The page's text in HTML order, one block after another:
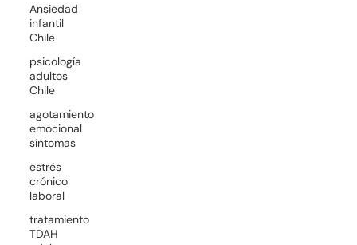
Ansiedad
infantil
Chile
psicología
adultos
Chile
agotamiento
emocional
síntomas
estrés
crónico
laboral
tratamiento
TDAH